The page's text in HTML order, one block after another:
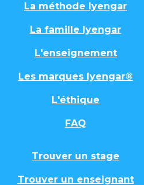
La méthode Iyengar
La famille Iyengar
L'enseignement
Les marques Iyengar®
L'éthique
FAQ
Trouver un stage
Trouver un enseignant